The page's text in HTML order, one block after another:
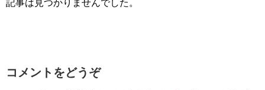
記事は見つかりませんでした。
コメントをどうぞ